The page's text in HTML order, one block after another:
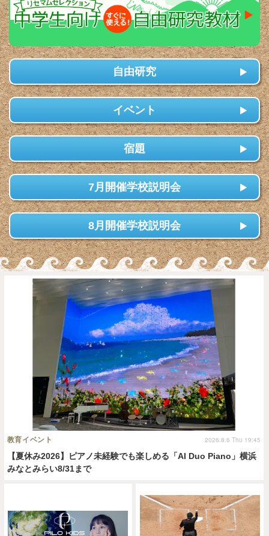
自由研究
イベント
宿題
7月開催学校説明会
8月開催学校説明会
【夏休み2026】ピアノ未経験でも楽しめる「AI Duo Piano」横浜
みなとみらい8/31まで
教育イベント 2026.8.6 Thu 19:45